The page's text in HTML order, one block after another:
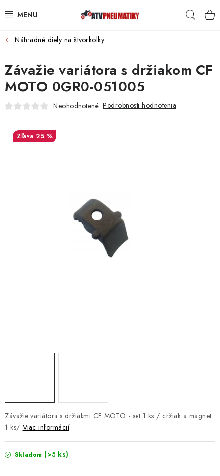
na
PNEUMATIKY
DISKY
ROZŠIROVACIE PODLOŽKY
OCHRANNÉ RÁMY
NÁVLEKY TLMIČOV
ŠTVORKOLKY
NOVINKY
VÝPREDAJ
Náhradné diely na štvorkolky
Závažie variátora s držiakmi CF MOTO - set 1 ks / držiak a magnet
1 ks/ Viac informácií
Skladom (>5 ks)
Závažie variátora s držiakom CF
MOTO 0GR0-051005
Neohodnotené Podrobnosti hodnotenia
25 %